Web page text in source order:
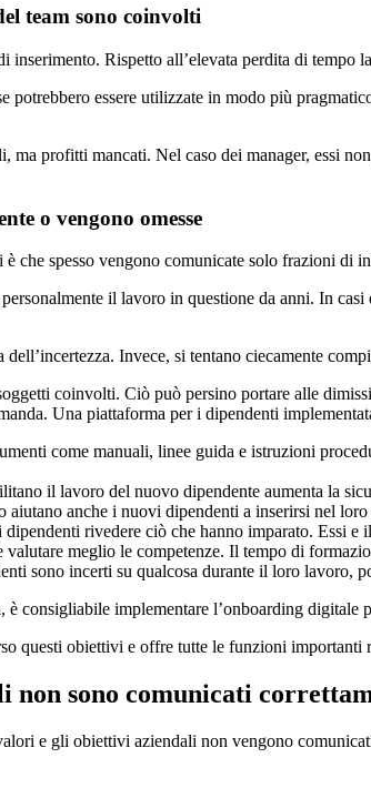
team sono coinvolti
Rispetto all’elevata perdita di
potrebbero essere utilizzate in modo più
profitti mancati. Nel caso dei manager, essi
o vengono omesse
che spesso vengono comunicate solo frazioni di
il lavoro in questione da anni. In
Invece, si tentano ciecamente
coinvolti. Ciò può persino portare alle
Una piattaforma per i dipendenti
come manuali, linee guida e istruzioni
il lavoro del nuovo dipendente aumenta la
anche i nuovi dipendenti a inserirsi nel
rivedere ciò che hanno imparato. Essi
meglio le competenze. Il tempo di
sono incerti su qualcosa durante il loro lavoro,
consigliabile implementare l’onboarding
questi obiettivi e offre tutte le funzioni importanti
sono comunicati
e gli obiettivi aziendali non vengono